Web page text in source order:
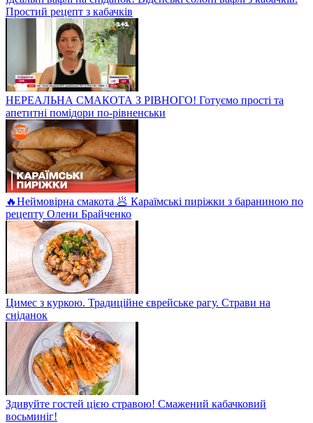
Простий рецепт з кабачків
НЕРЕАЛЬНА СМАКОТА З РІВНОГО! Готуємо прості та
апетитні помідори по-рівненськи
🔥Неймовірна смакота 🥟 Караїмські пиріжки з бараниною по
рецепту Олени Брайченко
Цимес з куркою. Традиційне єврейське рагу. Страви на
сніданок
Здивуйте гостей цією стравою! Смажений кабачковий
восьминіг!